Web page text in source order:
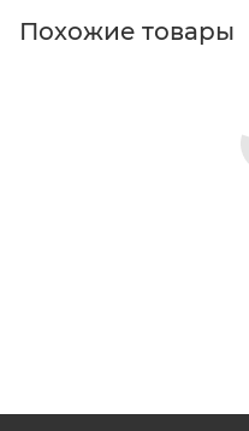
Похожие товары